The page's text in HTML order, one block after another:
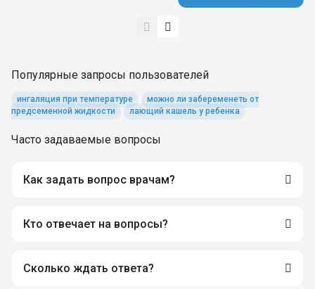
Часто задаваемые вопросы
Как задать вопрос врачам?
Кто отвечает на вопросы?
Сколько ждать ответа?
Популярные запросы пользователей
ингаляция при температуре
можно ли забеременеть от
предсеменной жидкости
лающий кашель у ребенка